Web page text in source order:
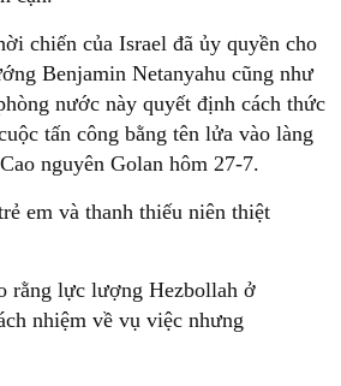
chiến của Israel đã ủy quyền cho
Benjamin Netanyahu cũng như
nước này quyết định cách thức
tấn công bằng tên lửa vào làng
nguyên Golan hôm 27-7.
em và thanh thiếu niên thiệt
rằng lực lượng Hezbollah ở
nhiệm về vụ việc nhưng